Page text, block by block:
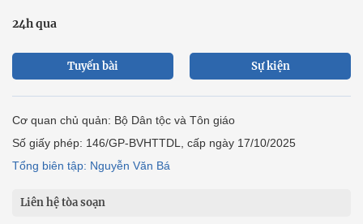
24h qua
Tuyến bài Sự kiện
Cơ quan chủ quản: Bộ Dân tộc và Tôn giáo
Số giấy phép: 146/GP-BVHTTDL, cấp ngày 17/10/2025
Tổng biên tập: Nguyễn Văn Bá
Liên hệ tòa soạn